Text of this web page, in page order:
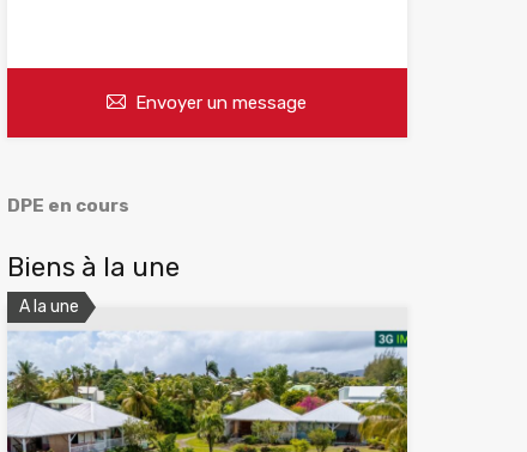
Envoyer un message
DPE en cours
Biens à la une
A la une